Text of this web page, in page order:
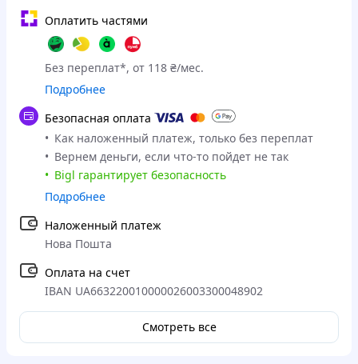
Оплатить частями
Без переплат*, от 118 ₴/мес.
Подробнее
Безопасная оплата
Как наложенный платеж, только без переплат
Вернем деньги, если что-то пойдет не так
Bigl гарантирует безопасность
Подробнее
Наложенный платеж
Нова Пошта
Оплата на счет
IBAN UA663220010000026003300048902
Смотреть все